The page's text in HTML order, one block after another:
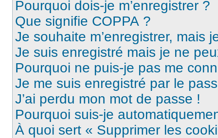
Pourquoi dois-je m’enregistrer ?
Que signifie COPPA ?
Je souhaite m’enregistrer, mais
Je suis enregistré mais je ne
Pourquoi ne puis-je pas me
Je me suis enregistré par le
J’ai perdu mon mot de passe !
Pourquoi suis-je
À quoi sert « Supprimer les